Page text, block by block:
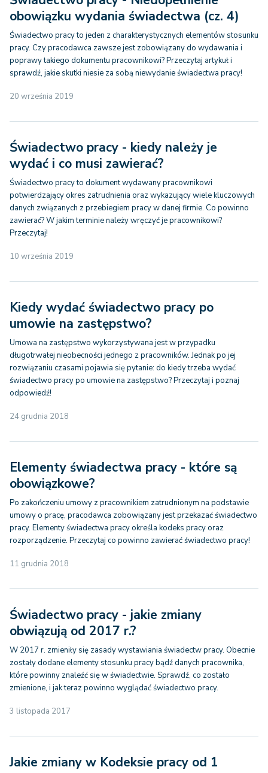
obowiązku wydania świadectwa (cz. 4)
Świadectwo pracy to jeden z charakterystycznych elementów stosunku
pracy. Czy pracodawca zawsze jest zobowiązany do wydawania i
poprawy takiego dokumentu pracownikowi? Przeczytaj artykuł i
sprawdź, jakie skutki niesie za sobą niewydanie świadectwa pracy!
20 września 2019
Świadectwo pracy - kiedy należy je
wydać i co musi zawierać?
Świadectwo pracy to dokument wydawany pracownikowi
potwierdzający okres zatrudnienia oraz wykazujący wiele kluczowych
danych związanych z przebiegiem pracy w danej firmie. Co powinno
zawierać? W jakim terminie należy wręczyć je pracownikowi?
Przeczytaj!
10 września 2019
Kiedy wydać świadectwo pracy po
umowie na zastępstwo?
Umowa na zastępstwo wykorzystywana jest w przypadku
długotrwałej nieobecności jednego z pracowników. Jednak po jej
rozwiązaniu czasami pojawia się pytanie: do kiedy trzeba wydać
świadectwo pracy po umowie na zastępstwo? Przeczytaj i poznaj
odpowiedź!
24 grudnia 2018
Elementy świadectwa pracy - które są
obowiązkowe?
Po zakończeniu umowy z pracownikiem zatrudnionym na podstawie
umowy o pracę, pracodawca zobowiązany jest przekazać świadectwo
pracy. Elementy świadectwa pracy określa kodeks pracy oraz
rozporządzenie. Przeczytaj co powinno zawierać świadectwo pracy!
11 grudnia 2018
Świadectwo pracy - jakie zmiany
obwiązują od 2017 r.?
W 2017 r. zmieniły się zasady wystawiania świadectw pracy. Obecnie
zostały dodane elementy stosunku pracy bądź danych pracownika,
które powinny znaleźć się w świadectwie. Sprawdź, co zostało
zmienione, i jak teraz powinno wyglądać świadectwo pracy.
3 listopada 2017
Jakie zmiany w Kodeksie pracy od 1